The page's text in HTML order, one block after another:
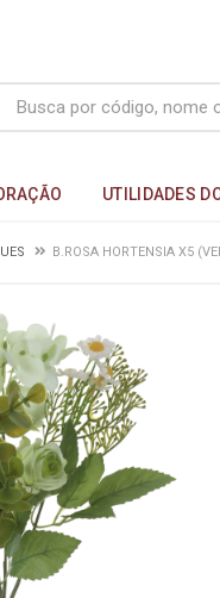
UTILIDADES
B.ROSA HORTENSIA X5